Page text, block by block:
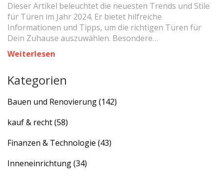
Dieser Artikel beleuchtet die neuesten Trends und Stile
für Türen im Jahr 2024. Er bietet hilfreiche
Informationen und Tipps, um die richtigen Türen für
Dein Zuhause auszuwählen. Besondere
Aufmerksamkeit wird auf moderne Designs und
Materialien gelegt, die aktuell im Trend liegen. Ein
möchten!
Weiterlesen
Kategorien
Bauen und Renovierung(142)
kauf & recht(58)
Finanzen & Technologie (43)
Inneneinrichtung(34)